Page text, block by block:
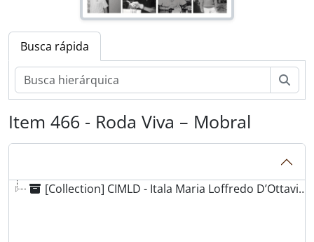
Busca rápida
Item 466 - Roda Viva – Mobral
[Collection] CIMLD - Itala Maria Loffredo D’Ottaviano